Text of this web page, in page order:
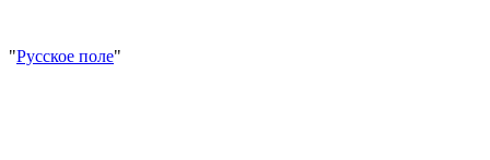
"Русское поле"